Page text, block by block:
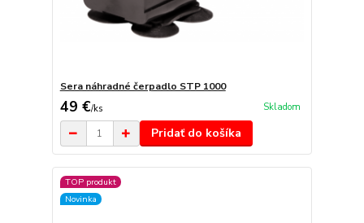
Sera náhradné čerpadlo STP 1000
49 €/ks Skladom
Pridať do košíka
TOP produkt
Novinka